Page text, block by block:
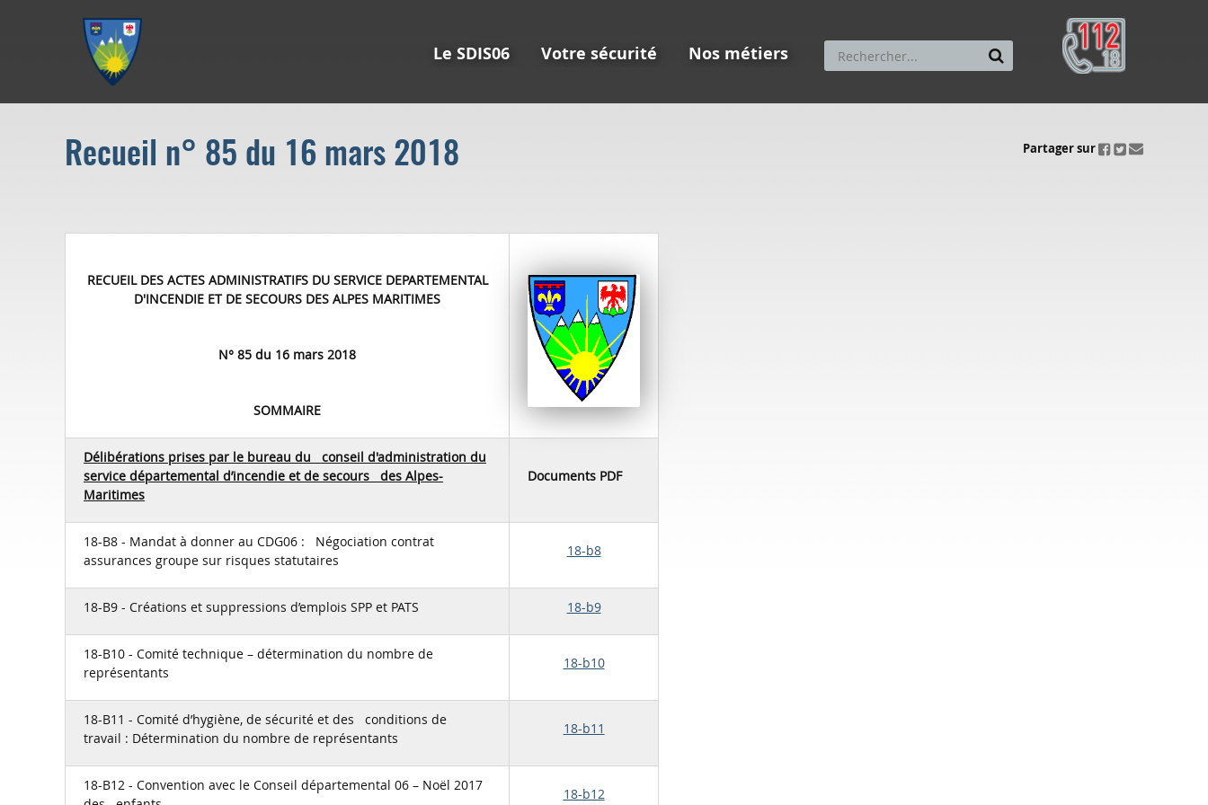
Le SDIS06 Votre sécurité Nos métiers
Recueil n° 85 du 16 mars 2018 ui.fo.accessibility.echappement.partage
Partager sur
RECUEIL DES ACTES ADMINISTRATIFS DU SERVICE DEPARTEMENTAL
D'INCENDIE ET DE SECOURS DES ALPES MARITIMES
N° 85 du 16 mars 2018
SOMMAIRE
Délibérations prises par le bureau du conseil d'administration du
service départemental d’incendie et de secours des Alpes-
Maritimes
Documents PDF
18-B8 - Mandat à donner au CDG06 : Négociation contrat
assurances groupe sur risques statutaires
18-b8
18-B9 - Créations et suppressions d’emplois SPP et PATS 18-b9
18-B10 - Comité technique – détermination du nombre de
représentants
18-b10
18-B11 - Comité d’hygiène, de sécurité et des conditions de
travail : Détermination du nombre de représentants
18-b11
18-B12 - Convention avec le Conseil départemental 06 – Noël 2017
18-b12